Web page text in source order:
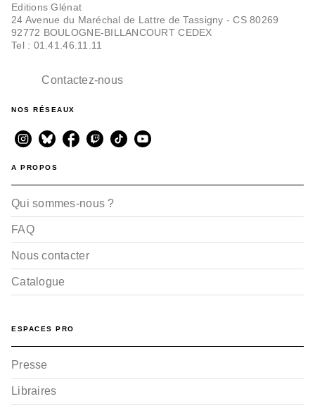
Editions Glénat
24 Avenue du Maréchal de Lattre de Tassigny - CS 80269
92772 BOULOGNE-BILLANCOURT CEDEX
Tel : 01.41.46.11.11
Contactez-nous
NOS RÉSEAUX
A PROPOS
Qui sommes-nous ?
FAQ
Nous contacter
Catalogue
ESPACES PRO
Presse
Libraires